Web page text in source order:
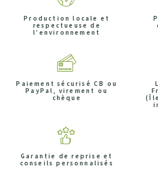
Production locale et
respectueuse de
l’environnement
Paiement sécurisé CB ou
PayPal, virement ou
chèque
Garantie de reprise et
conseils personnalisés